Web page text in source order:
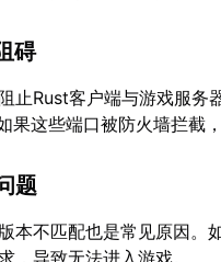
碍
止Rust客户端与游戏服
果这些端口被防火墙拦截
题
本不匹配也是常见原因。
，导致无法进入游戏。